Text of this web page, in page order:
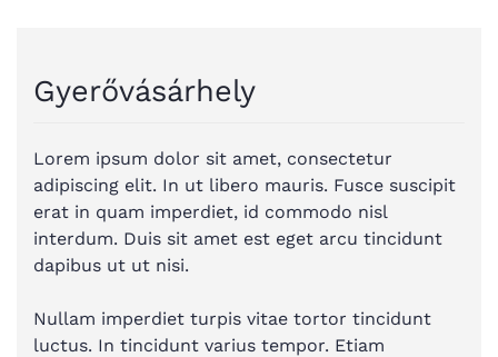
Gyerővásárhely
Lorem ipsum dolor sit amet, consectetur
adipiscing elit. In ut libero mauris. Fusce suscipit
erat in quam imperdiet, id commodo nisl
interdum. Duis sit amet est eget arcu tincidunt
dapibus ut ut nisi.
Nullam imperdiet turpis vitae tortor tincidunt
luctus. In tincidunt varius tempor. Etiam